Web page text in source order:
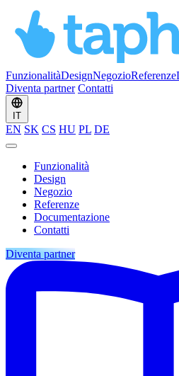
FunzionalitàDesignNegozioReferenze
Diventa partner Contatti
IT
EN SK CS HU PL DE
Funzionalità
Design
Negozio
Referenze
Documentazione
Contatti
Diventa partner